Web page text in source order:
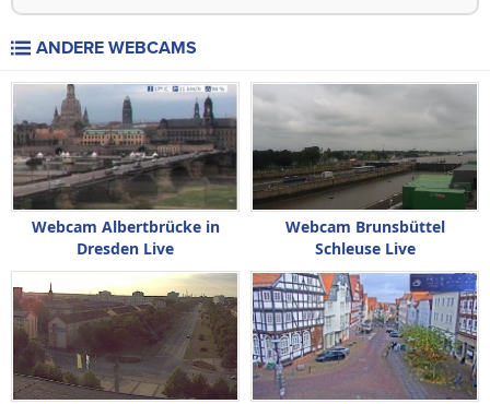
ANDERE WEBCAMS
Webcam Albertbrücke in
Dresden Live
Webcam Brunsbüttel
Schleuse Live